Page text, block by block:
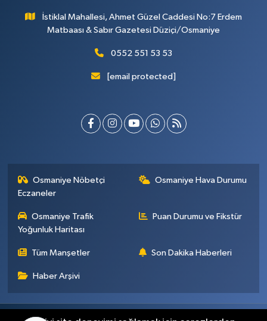
İstiklal Mahallesi, Ahmet Güzel Caddesi No:7 Erdem
Matbaası & Sabır Gazetesi Düziçi/Osmaniye
0552 551 53 53
[email protected]
Osmaniye Nöbetçi
Eczaneler
Osmaniye Hava Durumu
Osmaniye Trafik
Yoğunluk Haritası
Puan Durumu ve Fikstür
Tüm Manşetler Son Dakika Haberleri
Haber Arşivi